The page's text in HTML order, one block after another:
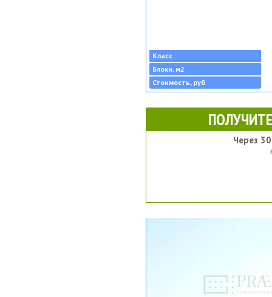
Класс
Блоки, м2
Стоимость, руб
Через